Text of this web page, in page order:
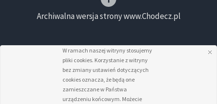
Archiwalna wersja strony www.Chodecz.pl
W ramach naszej witryny stosujemy
pliki cookies. Korzystanie z witryny
bez zmiany ustawień dotyczących
cookies oznacza, że będą one
zamieszczane w Państwa
urządzeniu końcowym. Możecie